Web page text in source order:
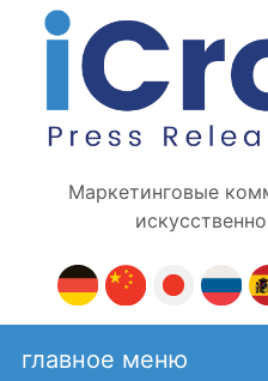
Маркетинговые
главное меню